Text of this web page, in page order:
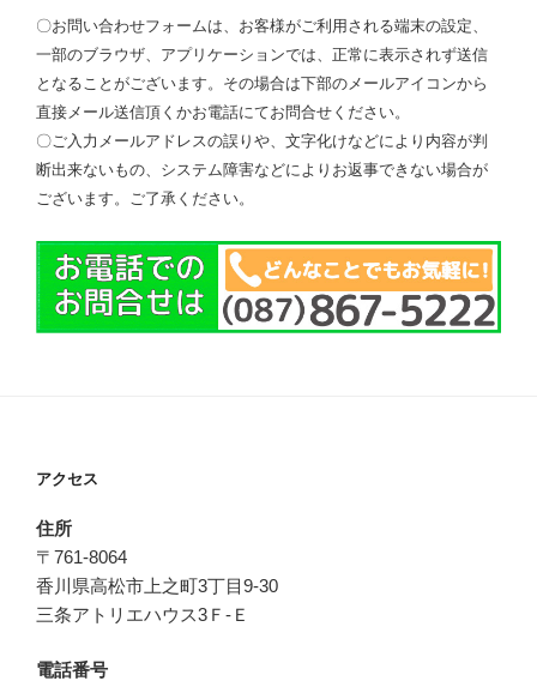
〇お問い合わせフォームは、お客様がご利用される端末の設定、
一部のブラウザ、アプリケーションでは、正常に表示されず送信
となることがございます。その場合は下部のメールアイコンから
直接メール送信頂くかお電話にてお問合せください。
〇ご入力メールアドレスの誤りや、文字化けなどにより内容が判
断出来ないもの、システム障害などによりお返事できない場合が
ございます。ご了承ください。
アクセス
住所
〒761-8064
香川県高松市上之町3丁目9-30
三条アトリエハウス3Ｆ-Ｅ
電話番号